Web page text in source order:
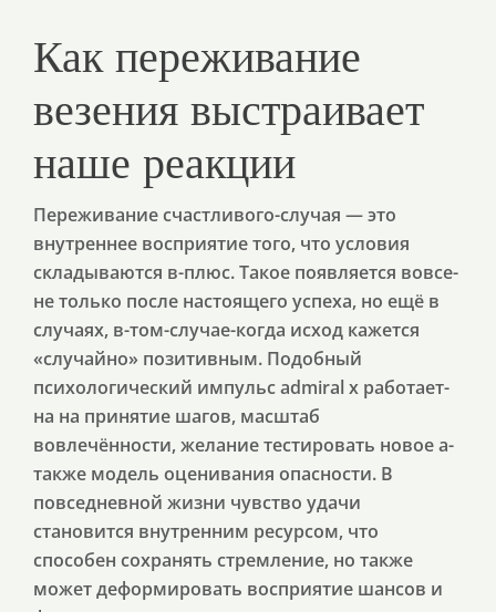
Как переживание
везения выстраивает
наше реакции
Переживание счастливого-случая — это
внутреннее восприятие того, что условия
складываются в-плюс. Такое появляется вовсе-
не только после настоящего успеха, но ещё в
случаях, в-том-случае-когда исход кажется
«случайно» позитивным. Подобный
психологический импульс admiral x работает-
на на принятие шагов, масштаб
вовлечённости, желание тестировать новое а-
также модель оценивания опасности. В
повседневной жизни чувство удачи
становится внутренним ресурсом, что
способен сохранять стремление, но также
может деформировать восприятие шансов и